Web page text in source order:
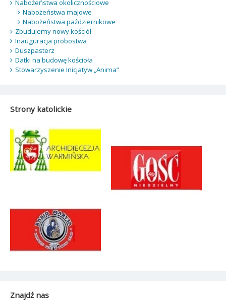
Nabożeństwa okolicznościowe
Nabożeństwa majowe
Nabożeństwa październikowe
Zbudujemy nowy kościół
Inauguracja probostwa
Duszpasterz
Datki na budowę kościoła
Stowarzyszenie Inicjatyw „Anima”
Strony katolickie
Znajdź nas